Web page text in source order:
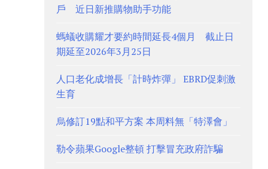
戶 近日新推購物助手功能
螞蟻收購耀才要約時間延長4個月 截止日
期延至2026年3月25日
人口老化成增長「計時炸彈」 EBRD促刺激
生育
烏修訂19點和平方案 本周料無「特澤會」
勒令蘋果Google整頓 打擊冒充政府詐騙